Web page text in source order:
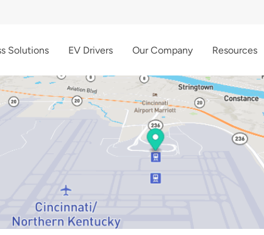
Solutions EV Drivers Our Company Resources